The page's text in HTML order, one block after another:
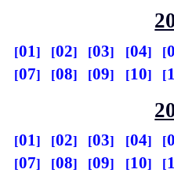
01 02 03 04
07
08 09 10
01 02 03 04
07
08 09 10